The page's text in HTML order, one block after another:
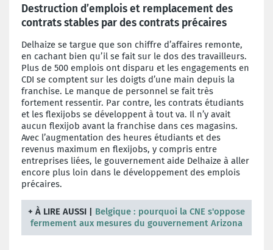
Destruction d’emplois et remplacement des
contrats stables par des contrats précaires
Delhaize se targue que son chiffre d’affaires remonte,
en cachant bien qu’il se fait sur le dos des travailleurs.
Plus de 500 emplois ont disparu et les engagements en
CDI se comptent sur les doigts d’une main depuis la
franchise. Le manque de personnel se fait très
fortement ressentir. Par contre, les contrats étudiants
et les flexijobs se développent à tout va. Il n’y avait
aucun flexijob avant la franchise dans ces magasins.
Avec l’augmentation des heures étudiants et des
revenus maximum en flexijobs, y compris entre
entreprises liées, le gouvernement aide Delhaize à aller
encore plus loin dans le développement des emplois
précaires.
+ À LIRE AUSSI | Belgique : pourquoi la CNE s'oppose
fermement aux mesures du gouvernement Arizona